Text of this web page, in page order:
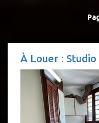
À Louer : Studio